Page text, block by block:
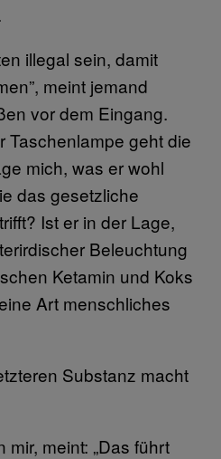
illegal sein, damit
meint jemand
vor dem Eingang.
Taschenlampe geht die
mich, was er wohl
das gesetzliche
Ist er in der Lage,
Beleuchtung
Ketamin und Koks
Art menschliches
Substanz macht
meint: „Das führt